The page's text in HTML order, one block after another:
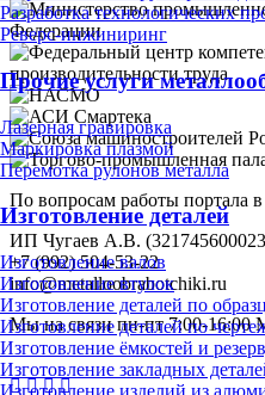
Разработка технологических
Реверс-инжиниринг
Прочие услуги
Лазерная гравировка
Маркировка плазмой
Перемотка рулонов металла
Изготовление деталей
Изготовление валов
Изготовление втулок
Изготовление деталей по
Изготовление деталей по
Изготовление ёмкостей и
Изготовление закладных
По вопросам работы портала
ИП Чугаев А.В.
+7 (992) 504-53-22
info@metalloobrabotchiki.ru
Мы на связи пн-пт 7:00-16:00